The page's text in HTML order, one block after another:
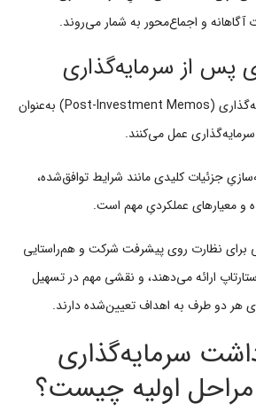
آگاهانه و اجماع‌محور به شمار می‌روند.
یادداشت‌های پس از سرمایه‌گذاری (Post-Investment Memos) به‌عنوان
عمل می‌کنند.
جزئیات کلیدی مانند شرایط توافق‌شده،
معیارهای عملکردیِ مهم است.
برای نظارت روی پیشرفت شرکت و هم‌راستایی
ارائه می‌دهند، و نقشی مهم در تسهیل
هر دو طرف به اهداف تعیین‌شده دارند.
سرمایه‌گذاری
اولیه چیست؟